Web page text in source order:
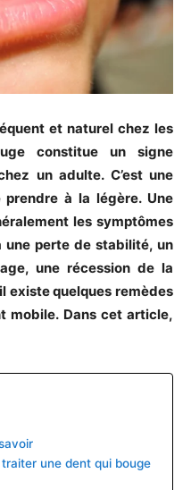
et naturel chez les
constitue un signe
un adulte. C’est une
prendre à la légère. Une
les symptômes
perte de stabilité, un
une récession de la
existe quelques remèdes
mobile. Dans cet article,
une dent qui bouge